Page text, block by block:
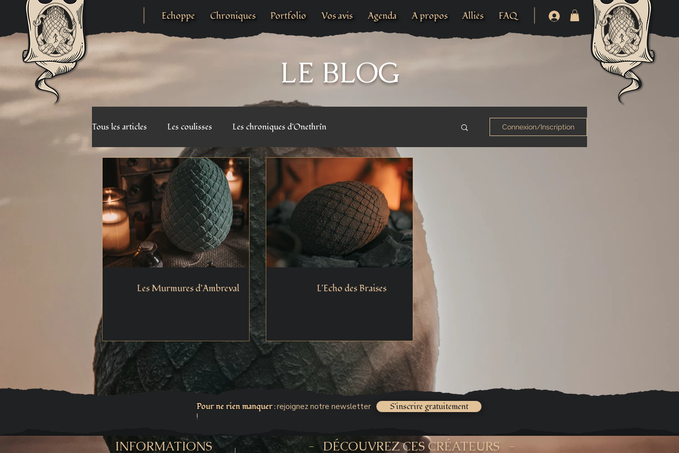
Echoppe Chroniques Portfolio Vos avis Agenda A propos Alliés FAQ
LE BLOG
Tous les articles Les coulisses Les chroniques d'Onethrîn Connexion/Inscription
Les Murmures d’Ambreval L'Echo des Braises
Pour ne rien manquer:rejoignez notre newsletter
!
S'inscrire gratuitement
INFORMATIONS - DÉCOUVREZ CES CRÉATEURS -